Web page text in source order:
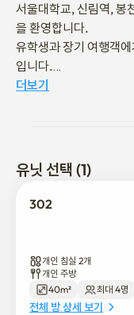
서울대학교, 신림역, 봉
을 환영합니다.
유학생과 장기 여행객
입니다.
대중교통 외에도 마트,
거리에 잘 갖춰져 있습니
습니다
서울의 지역 생활을 공
소입니다.
더보기
유닛 선택 (1)
302
개인 침실 2개
개인 주방
40m²
최대 4명
전체 방 상세 보기